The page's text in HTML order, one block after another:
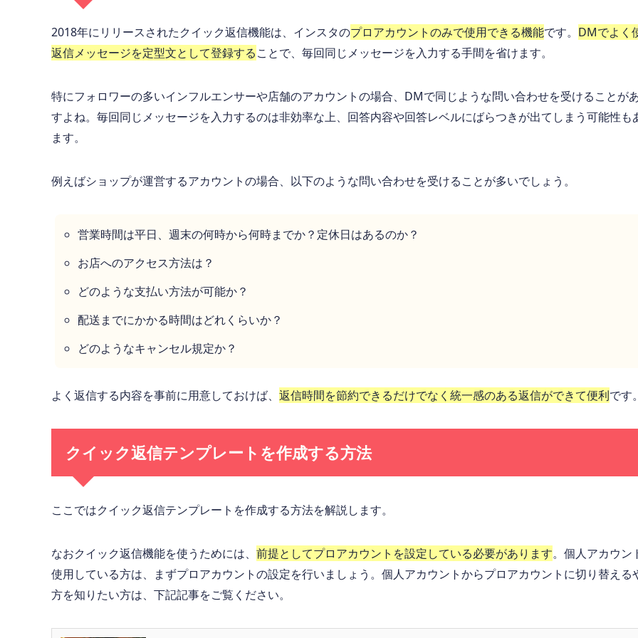
2018年にリリースされたクイック返信機能は、インスタのプロアカウントのみで使用できる機能です。 DMでよく
返信メッセージを定型文として登録することで、毎回同じメッセージを入力する手間を省けます。
特にフォロワーの多いインフルエンサーや店舗のアカウントの場合、DMで同じような問い合わせを受けることが
すよね。毎回同じメッセージを入力するのは非効率な上、回答内容や回答レベルにばらつきが出てしまう可能性も
ます。
例えばショップが運営するアカウントの場合、以下のような問い合わせを受けることが多いでしょう。
営業時間は平日、週末の何時から何時までか？定休日はあるのか？
お店へのアクセス方法は？
どのような支払い方法が可能か？
配送までにかかる時間はどれくらいか？
どのようなキャンセル規定か？
よく返信する内容を事前に用意しておけば、 返信時間を節約できるだけでなく統一感のある返信ができて便利です。
クイック返信テンプレートを作成する方法
ここではクイック返信テンプレートを作成する方法を解説します。
なおクイック返信機能を使うためには、 前提としてプロアカウントを設定している必要があります。個人アカウン
使用している方は、まずプロアカウントの設定を行いましょう。個人アカウントからプロアカウントに切り替える
方を知りたい方は、下記記事をご覧ください。